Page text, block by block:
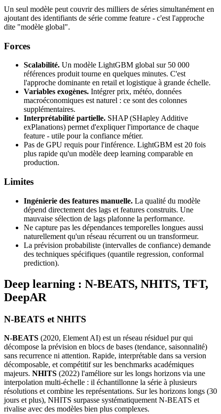
Un seul modèle peut couvrir des milliers de séries simultanément en
ajoutant des identifiants de série comme feature - c'est l'approche
dite "modèle global".
Forces
Scalabilité. Un modèle LightGBM global sur 50 000
références produit tourne en quelques minutes. C'est
l'approche dominante en retail et logistique à grande échelle.
Variables exogènes. Intégrer prix, météo, données
macroéconomiques est naturel : ce sont des colonnes
supplémentaires.
Interprétabilité partielle. SHAP (SHapley Additive
exPlanations) permet d'expliquer l'importance de chaque
feature - utile pour la confiance métier.
Pas de GPU requis pour l'inférence. LightGBM est 20 fois
plus rapide qu'un modèle deep learning comparable en
production.
Limites
Ingénierie des features manuelle. La qualité du modèle
dépend directement des lags et features construits. Une
mauvaise sélection de lags plafonne la performance.
Ne capture pas les dépendances temporelles longues aussi
naturellement qu'un réseau récurrent ou un transformeur.
La prévision probabiliste (intervalles de confiance) demande
des techniques spécifiques (quantile regression, conformal
prediction).
Deep learning : N-BEATS, NHITS, TFT,
DeepAR
N-BEATS et NHITS
N-BEATS (2020, Element AI) est un réseau résiduel pur qui
décompose la prévision en blocs de bases (tendance, saisonnalité)
sans recurrence ni attention. Rapide, interprétable dans sa version
décomposable, et compétitif sur les benchmarks académiques
majeurs. NHITS (2022) l'améliore sur les longs horizons via une
interpolation multi-échelle : il échantillonne la série à plusieurs
résolutions et combine les représentations. Sur les horizons longs (30
jours et plus), NHITS surpasse systématiquement N-BEATS et
rivalise avec des modèles bien plus complexes.